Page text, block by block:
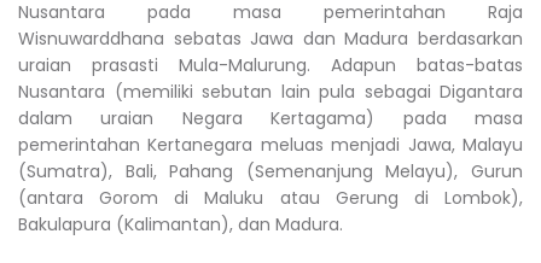
Nusantara pada masa pemerintahan Raja
Wisnuwarddhana sebatas Jawa dan Madura berdasarkan
uraian prasasti Mula-Malurung. Adapun batas-batas
Nusantara (memiliki sebutan lain pula sebagai Digantara
dalam uraian Negara Kertagama) pada masa
pemerintahan Kertanegara meluas menjadi Jawa, Malayu
(Sumatra), Bali, Pahang (Semenanjung Melayu), Gurun
(antara Gorom di Maluku atau Gerung di Lombok),
Bakulapura (Kalimantan), dan Madura.